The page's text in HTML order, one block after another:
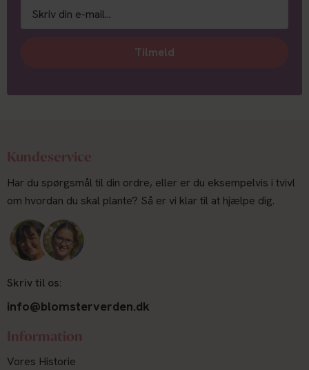
Tilmeld
Kundeservice
Har du spørgsmål til din ordre, eller er du eksempelvis i tvivl
om hvordan du skal plante? Så er vi klar til at hjælpe dig.
Skriv til os:
info@blomsterverden.dk
Information
Vores Historie